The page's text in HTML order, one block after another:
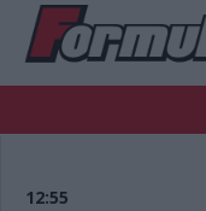
FORMULA
12:55